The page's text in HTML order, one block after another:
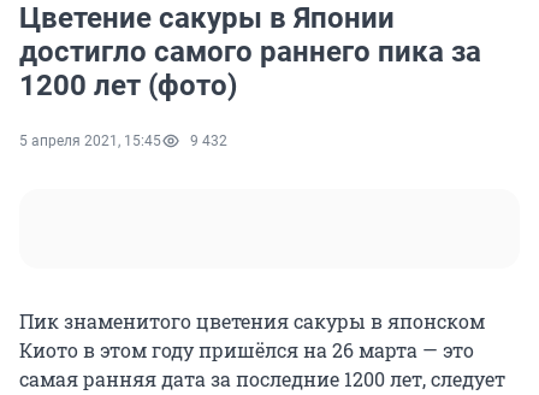
Цветение сакуры в Японии
достигло самого раннего пика за
1200 лет (фото)
5 апреля 2021, 15:45 9 432
Пик знаменитого цветения сакуры в японском
Киото в этом году пришёлся на 26 марта — это
самая ранняя дата за последние 1200 лет, следует